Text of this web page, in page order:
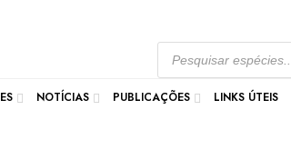
NOTÍCIAS PUBLICAÇÕES LINKS ÚTEIS